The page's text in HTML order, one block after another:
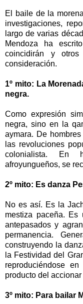
El baile de la
investigaciones,
largo de varias
Mendoza ha
coincidirán y
consideración.
1º mito: La
negra.
Como expresión
negra, sino en la
aymara. De
las revoluciones
colonialista. En
afroyungueños, se
2º mito: Es danza
No es así. Es la
mestiza paceña. Es
antepasados y
permanencia.
construyendo la
la Festividad del
reproduciéndose
producto del
3º mito: Para bailar